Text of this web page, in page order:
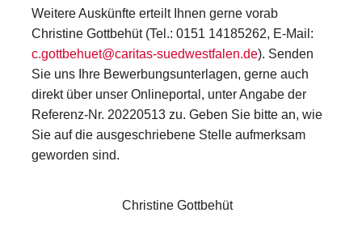
Weitere Auskünfte erteilt Ihnen gerne vorab
Christine Gottbehüt (Tel.: 0151 14185262, E-Mail:
c.gottbehuet@caritas-suedwestfalen.de). Senden
Sie uns Ihre Bewerbungsunterlagen, gerne auch
direkt über unser Onlineportal, unter Angabe der
Referenz-Nr. 20220513 zu. Geben Sie bitte an, wie
Sie auf die ausgeschriebene Stelle aufmerksam
geworden sind.
Christine Gottbehüt